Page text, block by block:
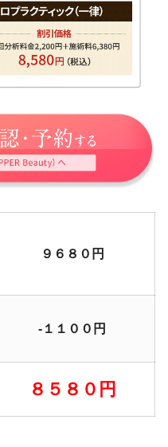
９６８０円
-１１００円
８５８０円